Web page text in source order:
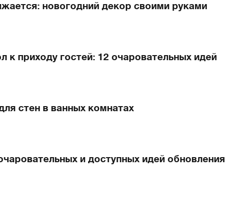
новогодний декор своими руками
к приходу гостей: 12 очаровательных идей
стен в ванных комнатах
и доступных идей обновления